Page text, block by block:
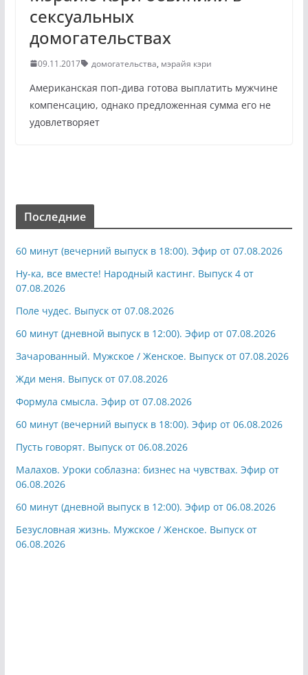
сексуальных
домогательствах
09.11.2017 домогательства, мэрайя кэри
Американская поп-дива готова выплатить мужчине
компенсацию, однако предложенная сумма его не
удовлетворяет
Последние
60 минут (вечерний выпуск в 18:00). Эфир от 07.08.2026
Ну-ка, все вместе! Народный кастинг. Выпуск 4 от
07.08.2026
Поле чудес. Выпуск от 07.08.2026
60 минут (дневной выпуск в 12:00). Эфир от 07.08.2026
Зачарованный. Мужское / Женское. Выпуск от 07.08.2026
Жди меня. Выпуск от 07.08.2026
Формула смысла. Эфир от 07.08.2026
60 минут (вечерний выпуск в 18:00). Эфир от 06.08.2026
Пусть говорят. Выпуск от 06.08.2026
Малахов. Уроки соблазна: бизнес на чувствах. Эфир от
06.08.2026
60 минут (дневной выпуск в 12:00). Эфир от 06.08.2026
Безусловная жизнь. Мужское / Женское. Выпуск от
06.08.2026